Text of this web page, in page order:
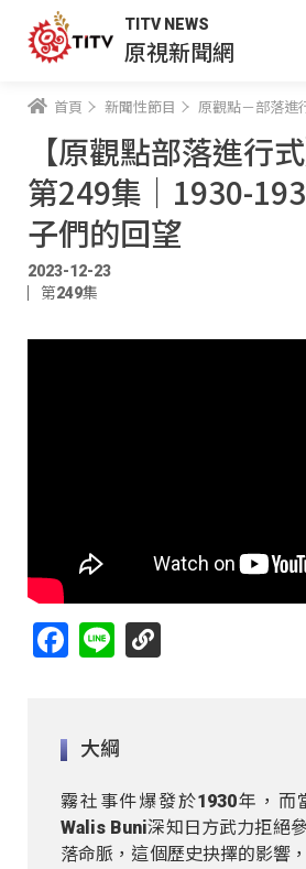
TITV NEWS
原視新聞網
首頁 新聞性節目 原觀點－部落進
【原觀點部落進行
第249集｜1930-
子們的回望
2023-12-23
第249集
Facebook
Line
大綱
霧社事件爆發於1930年，而
Walis Buni深知日方武力拒絕
落命脈，這個歷史抉擇的影響